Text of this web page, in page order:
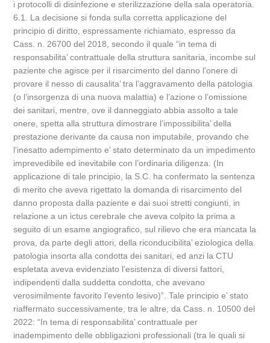
i protocolli di disinfezione e sterilizzazione della sala operatoria.
6.1. La decisione si fonda sulla corretta applicazione del
principio di diritto, espressamente richiamato, espresso da
Cass. n. 26700 del 2018, secondo il quale “in tema di
responsabilita’ contrattuale della struttura sanitaria, incombe sul
paziente che agisce per il risarcimento del danno l’onere di
provare il nesso di causalita’ tra l’aggravamento della patologia
(o l’insorgenza di una nuova malattia) e l’azione o l’omissione
dei sanitari, mentre, ove il danneggiato abbia assolto a tale
onere, spetta alla struttura dimostrare l’impossibilita’ della
prestazione derivante da causa non imputabile, provando che
l’inesatto adempimento e’ stato determinato da un impedimento
imprevedibile ed inevitabile con l’ordinaria diligenza. (In
applicazione di tale principio, la S.C. ha confermato la sentenza
di merito che aveva rigettato la domanda di risarcimento del
danno proposta dalla paziente e dai suoi stretti congiunti, in
relazione a un ictus cerebrale che aveva colpito la prima a
seguito di un esame angiografico, sul rilievo che era mancata la
prova, da parte degli attori, della riconducibilita’ eziologica della
patologia insorta alla condotta dei sanitari, ed anzi la CTU
espletata aveva evidenziato l’esistenza di diversi fattori,
indipendenti dalla suddetta condotta, che avevano
verosimilmente favorito l’evento lesivo)”. Tale principio e’ stato
riaffermato successivamente, tra le altre, da Cass. n. 10500 del
2022: “In tema di responsabilita’ contrattuale per
inadempimento delle obbligazioni professionali (tra le quali si